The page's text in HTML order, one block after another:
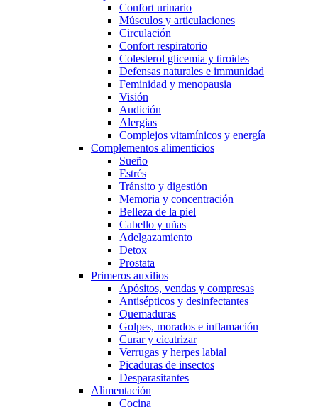
Confort urinario
Músculos y articulaciones
Circulación
Confort respiratorio
Colesterol glicemia y tiroides
Defensas naturales e immunidad
Feminidad y menopausia
Visión
Audición
Alergias
Complejos vitamínicos y energía
Complementos alimenticios
Sueño
Estrés
Tránsito y digestión
Memoria y concentración
Belleza de la piel
Cabello y uñas
Adelgazamiento
Detox
Prostata
Primeros auxilios
Apósitos, vendas y compresas
Antisépticos y desinfectantes
Quemaduras
Golpes, morados e inflamación
Curar y cicatrizar
Verrugas y herpes labial
Picaduras de insectos
Desparasitantes
Alimentación
Cocina